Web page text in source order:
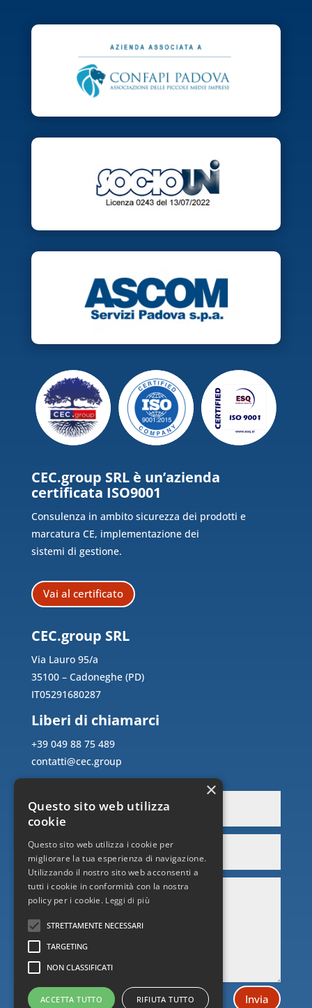
CEC.group SRL è un’azienda
certificata ISO9001
Consulenza in ambito sicurezza dei prodotti e
marcatura CE, implementazione dei
sistemi di gestione.
Vai al certificato
CEC.group SRL
Via Lauro 95/a
35100 – Cadoneghe (PD)
IT05291680287
Liberi di chiamarci
+39 049 88 75 489
contatti@cec.group
Invia
×
Questo sito web utilizza
cookie
Questo sito web utilizza i cookie per
migliorare la tua esperienza di navigazione.
Utilizzando il nostro sito web acconsenti a
tutti i cookie in conformità con la nostra
policy per i cookie. Leggi di più
STRETTAMENTE NECESSARI
TARGETING
NON CLASSIFICATI
ACCETTA TUTTO RIFIUTA TUTTO